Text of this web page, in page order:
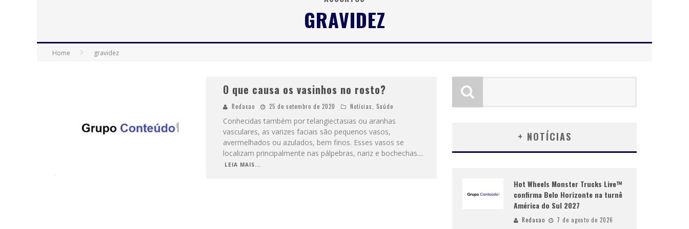
COM INGRESSOS ESGOTADOS DESDE JUNHO, CHURRASQUINHO MENOS É MAIS AGITA BH NA PRÓXIMA SEMANA
GRAVIDEZ
Home gravidez
O que causa os vasinhos no rosto?
Redacao 25 de setembro de 2020 Notícias Saúde
Conhecidas também por telangiectasias ou aranhas
vasculares, as varizes faciais são pequenos vasos,
avermelhados ou azulados, bem finos. Esses vasos se
localizam principalmente nas pálpebras, nariz e bochechas....
LEIA MAIS...
+ NOTÍCIAS
Hot Wheels Monster Trucks Live™
confirma Belo Horizonte na turnê
América do Sul 2027
Redacao 7 de agosto de 2026